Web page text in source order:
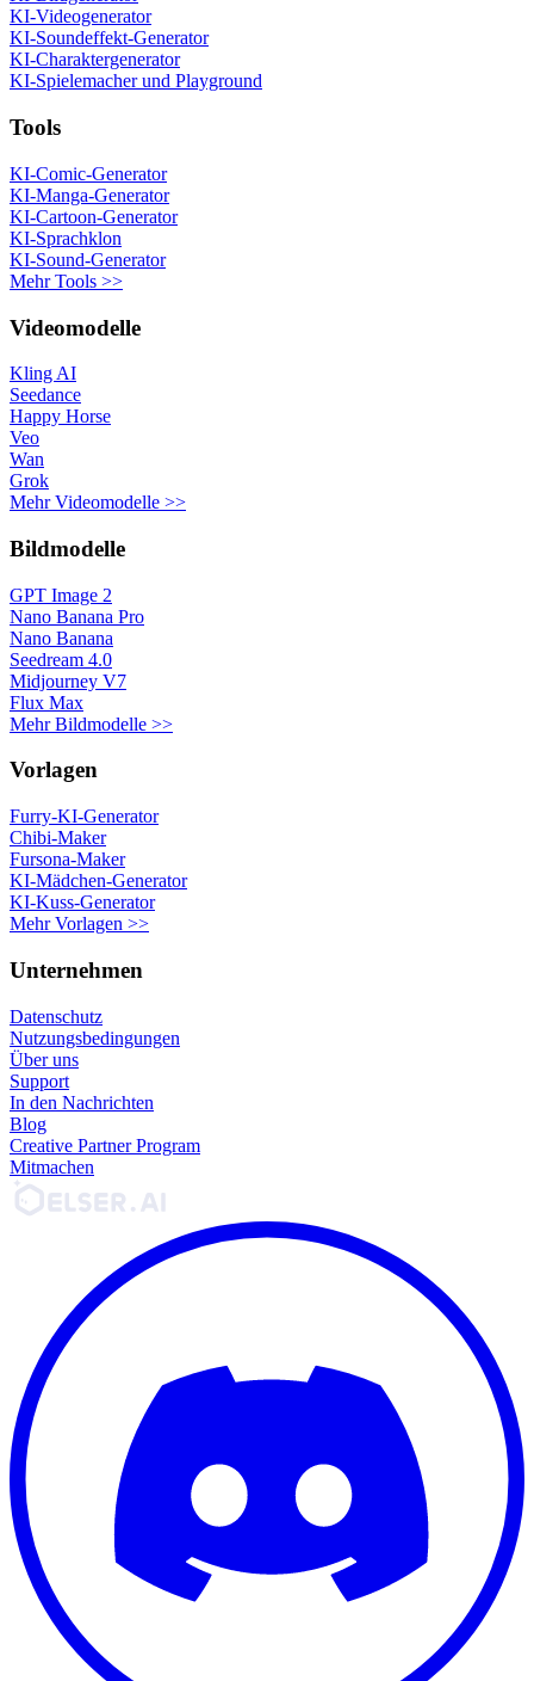
KI-Videogenerator
KI-Soundeffekt-Generator
KI-Charaktergenerator
KI-Spielemacher und Playground
Tools
KI-Comic-Generator
KI-Manga-Generator
KI-Cartoon-Generator
KI-Sprachklon
KI-Sound-Generator
Mehr Tools >>
Videomodelle
Kling AI
Seedance
Happy Horse
Veo
Wan
Grok
Mehr Videomodelle >>
Bildmodelle
GPT Image 2
Nano Banana Pro
Nano Banana
Seedream 4.0
Midjourney V7
Flux Max
Mehr Bildmodelle >>
Vorlagen
Furry-KI-Generator
Chibi-Maker
Fursona-Maker
KI-Mädchen-Generator
KI-Kuss-Generator
Mehr Vorlagen >>
Unternehmen
Datenschutz
Nutzungsbedingungen
Über uns
Support
In den Nachrichten
Blog
Creative Partner Program
Mitmachen